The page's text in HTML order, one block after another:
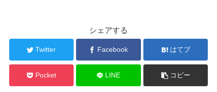
シェアする
Twitter Facebook はてブ
Pocket LINE コピー